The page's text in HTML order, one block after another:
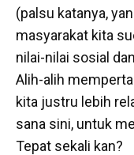
(palsu katanya,
masyarakat kita
nilai-nilai sosial
Alih-alih
kita justru lebih
sana sini, untuk
Tepat sekali kan?